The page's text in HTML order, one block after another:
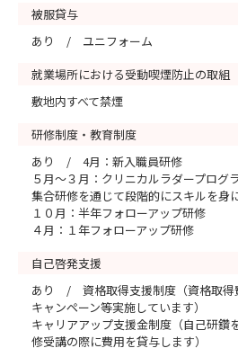
被服貸与
あり / ユニフォーム
就業場所における受動喫煙防止の取組
敷地内すべて禁煙
研修制度・教育制度
あり / 4月：新入職員研修
５月～３月：クリニカルラダープログ
集合研修を通じて段階的にスキルを身
１０月：半年フォローアップ研修
４月：１年フォローアップ研修
自己啓発支援
あり / 資格取得支援制度（資格取得
キャンペーン等実施しています）
キャリアアップ支援金制度（自己研鑽
修受講の際に費用を貸与します）